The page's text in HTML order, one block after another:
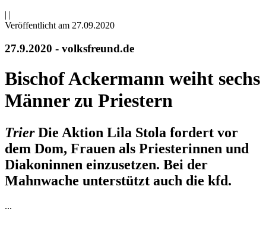
| |
Veröffentlicht am 27­.09.2020
27.9.2020 - volksfreund.de
Bischof Ackermann weiht sechs
Männer zu Priestern
TrierDie Aktion Lila Stola fordert vor
dem Dom, Frauen als Priesterinnen und
Diakoninnen einzusetzen. Bei der
Mahnwache unterstützt auch die kfd.
...